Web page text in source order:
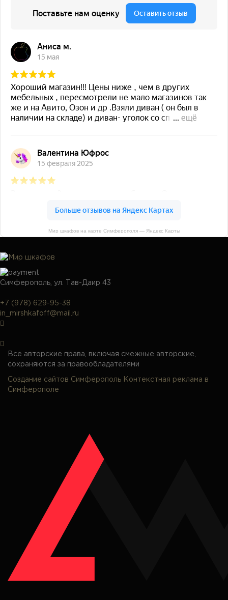
Мир шкафов на карте Симферополя — Яндекс Карты
Симферополь, ул. Тав-Даир 43
+7 (978) 629-95-38
in_mirshkafoff@mail.ru
Все авторские права, включая смежные авторские,
сохраняются за правообладателями
Создание сайтов Симферополь Контекстная реклама в
Симферополе